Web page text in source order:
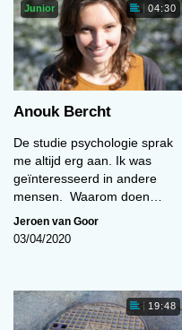
Junior 04:30
Anouk Bercht
De studie psychologie sprak
me altijd erg aan. Ik was
geïnteresseerd in andere
mensen. Waarom doen…
Jeroen van Goor
03/04/2020
19:48